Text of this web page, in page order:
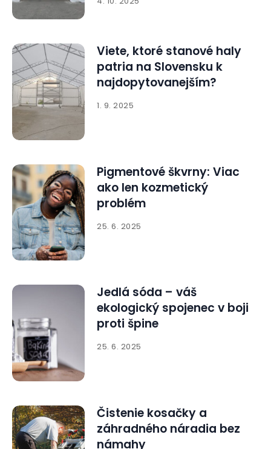
Viete, ktoré stanové haly
patria na Slovensku k
najdopytovanejším?
1. 9. 2025
Pigmentové škvrny: Viac
ako len kozmetický
problém
25. 6. 2025
Jedlá sóda – váš
ekologický spojenec v boji
proti špine
25. 6. 2025
Čistenie kosačky a
záhradného náradia bez
námahy